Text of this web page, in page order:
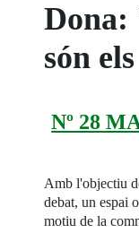
Dona:
són
Nº 28
Amb l'objectiu
debat, un espai
motiu de la